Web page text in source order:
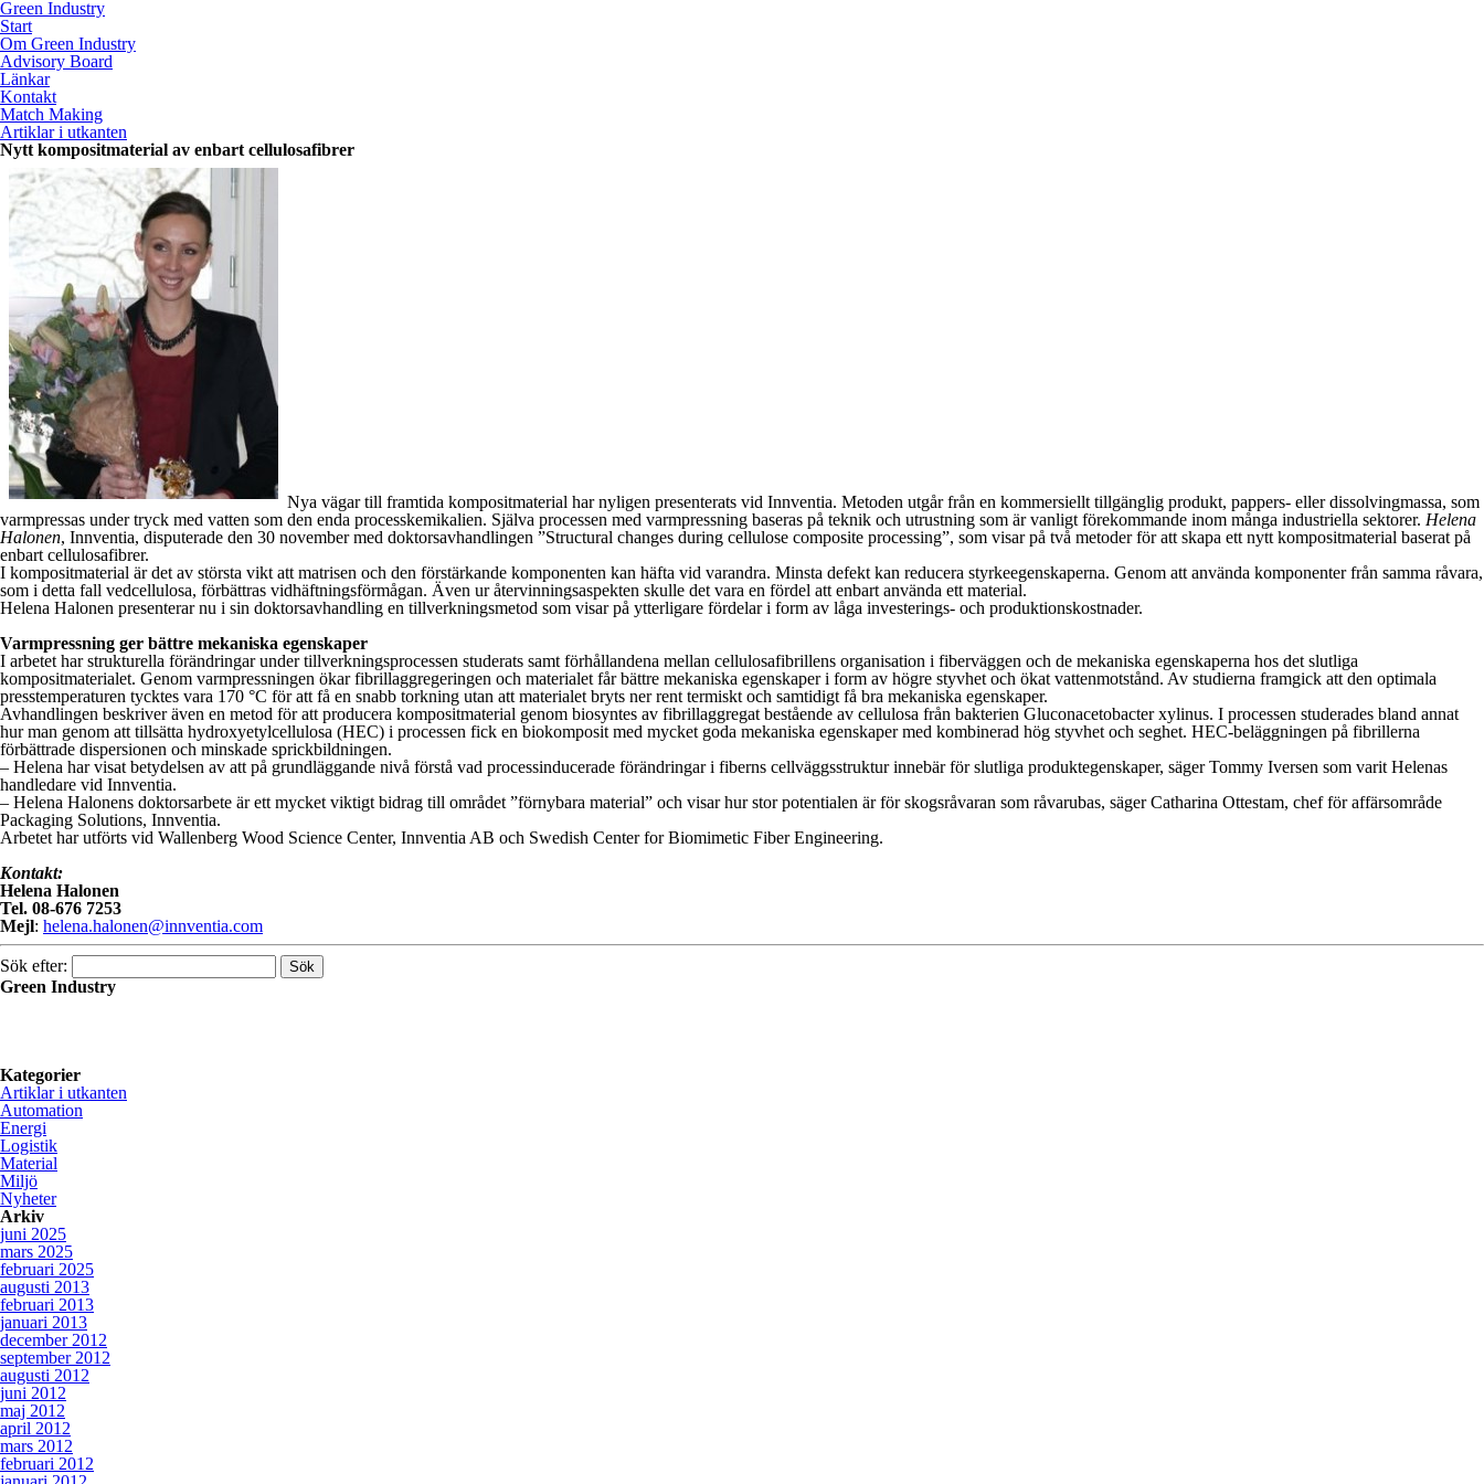
Green Industry
Start
Om Green Industry
Advisory Board
Länkar
Kontakt
Match Making
Artiklar i utkanten
Nytt kompositmaterial av enbart cellulosafibrer
Nya vägar till framtida kompositmaterial har nyligen presenterats vid Innventia. Metoden utgår från en kommersiellt tillgänglig produkt, pappers- eller dissolvingmassa, som
varmpressas under tryck med vatten som den enda processkemikalien. Själva processen med varmpressning baseras på teknik och utrustning som är vanligt förekommande inom många industriella sektorer. Helena
Halonen, Innventia, disputerade den 30 november med doktorsavhandlingen ”Structural changes during cellulose composite processing”, som visar på två metoder för att skapa ett nytt kompositmaterial baserat på
enbart cellulosafibrer.
I kompositmaterial är det av största vikt att matrisen och den förstärkande komponenten kan häfta vid varandra. Minsta defekt kan reducera styrkeegenskaperna. Genom att använda komponenter från samma råvara,
som i detta fall vedcellulosa, förbättras vidhäftningsförmågan. Även ur återvinningsaspekten skulle det vara en fördel att enbart använda ett material.
Helena Halonen presenterar nu i sin doktorsavhandling en tillverkningsmetod som visar på ytterligare fördelar i form av låga investerings- och produktionskostnader.
Varmpressning ger bättre mekaniska egenskaper
I arbetet har strukturella förändringar under tillverkningsprocessen studerats samt förhållandena mellan cellulosafibrillens organisation i fiberväggen och de mekaniska egenskaperna hos det slutliga
kompositmaterialet. Genom varmpressningen ökar fibrillaggregeringen och materialet får bättre mekaniska egenskaper i form av högre styvhet och ökat vattenmotstånd. Av studierna framgick att den optimala
presstemperaturen tycktes vara 170 °C för att få en snabb torkning utan att materialet bryts ner rent termiskt och samtidigt få bra mekaniska egenskaper.
Avhandlingen beskriver även en metod för att producera kompositmaterial genom biosyntes av fibrillaggregat bestående av cellulosa från bakterien Gluconacetobacter xylinus. I processen studerades bland annat
hur man genom att tillsätta hydroxyetylcellulosa (HEC) i processen fick en biokomposit med mycket goda mekaniska egenskaper med kombinerad hög styvhet och seghet. HEC-beläggningen på fibrillerna
förbättrade dispersionen och minskade sprickbildningen.
– Helena har visat betydelsen av att på grundläggande nivå förstå vad processinducerade förändringar i fiberns cellväggsstruktur innebär för slutliga produktegenskaper, säger Tommy Iversen som varit Helenas
handledare vid Innventia.
– Helena Halonens doktorsarbete är ett mycket viktigt bidrag till området ”förnybara material” och visar hur stor potentialen är för skogsråvaran som råvarubas, säger Catharina Ottestam, chef för affärsområde
Packaging Solutions, Innventia.
Arbetet har utförts vid Wallenberg Wood Science Center, Innventia AB och Swedish Center for Biomimetic Fiber Engineering.
Kontakt:
Helena Halonen
Tel. 08-676 7253
Mejl: helena.halonen@innventia.com
Sök efter:
Green Industry
Kategorier
Artiklar i utkanten
Automation
Energi
Logistik
Material
Miljö
Nyheter
Arkiv
juni 2025
mars 2025
februari 2025
augusti 2013
februari 2013
januari 2013
december 2012
september 2012
augusti 2012
juni 2012
maj 2012
april 2012
mars 2012
februari 2012